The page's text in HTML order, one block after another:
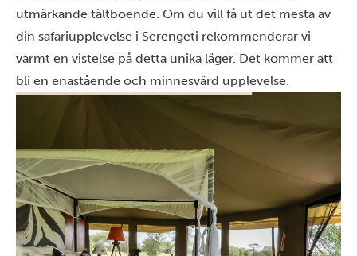
utmärkande tältboende. Om du vill få ut det mesta av
din safariupplevelse i Serengeti rekommenderar vi
varmt en vistelse på detta unika läger. Det kommer att
bli en enastående och minnesvärd upplevelse.